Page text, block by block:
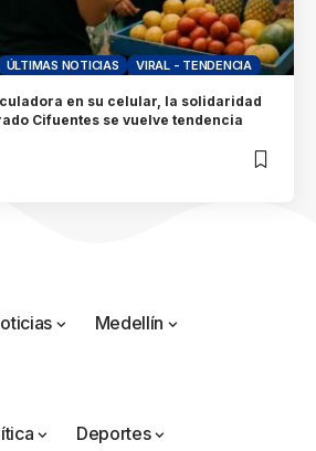
ÚLTIMAS NOTICIAS VIRAL - TENDENCIA
en su celular, la solidaridad
Cifuentes se vuelve tendencia
Medellín
Deportes